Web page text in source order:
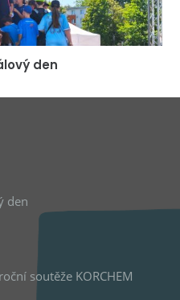
den
den
soutěže KORCHEM